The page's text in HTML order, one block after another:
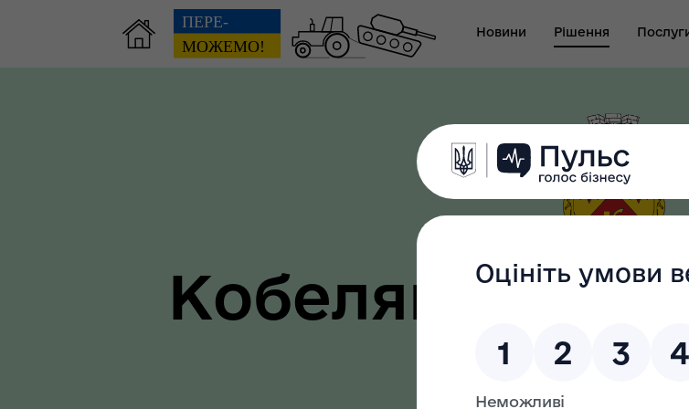
Новини Рішення
Звіт виконуючого
повноваження міського
голови-секретаря міської
Кобеляцька